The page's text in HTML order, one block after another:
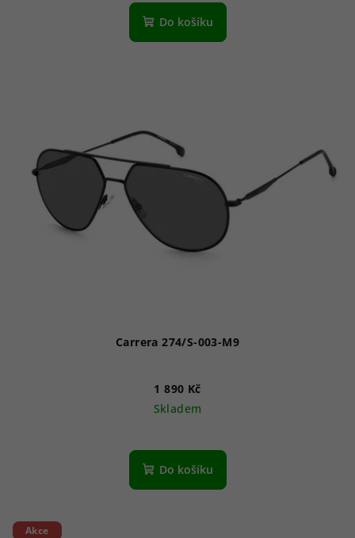
Do košíku
Carrera 274/S-003-M9
1 890 Kč
Skladem
Do košíku
Akce